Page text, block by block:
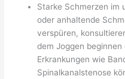
Starke Schmerzen im
oder anhaltende
verspüren,
dem Joggen
Erkrankungen wie
Spinalkanalstenose